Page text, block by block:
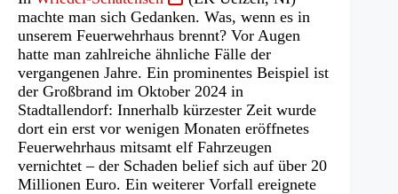
in
einem
neuen
Tab)
machte man sich Gedanken. Was, wenn es in
unserem Feuerwehrhaus brennt? Vor Augen
hatte man zahlreiche ähnliche Fälle der
vergangenen Jahre. Ein prominentes Beispiel ist
der Großbrand im Oktober 2024 in
Stadtallendorf: Innerhalb kürzester Zeit wurde
dort ein erst vor wenigen Monaten eröffnetes
Feuerwehrhaus mitsamt elf Fahrzeugen
vernichtet – der Schaden belief sich auf über 20
Millionen Euro. Ein weiterer Vorfall ereignete